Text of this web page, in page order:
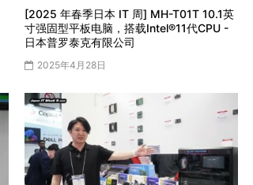
[2025 年春季日本 IT 周] MH-T01T 10.1英
寸强固型平板电脑，搭载Intel®︎11代CPU -
日本普罗泰克有限公司
2025年4月28日